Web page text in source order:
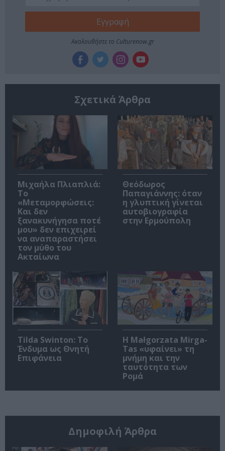
Ακολουθήστε το Culturenow.gr
Σχετικά Άρθρα
Μιχαήλα Πλιαπλιά:
Το
«Μεταμορφώσεις:
Και δεν
ξανακυνήγησα ποτέ
μου» δεν επιχειρεί
να αναπαραστήσει
τον μύθο του
Ακταίωνα
Θεόδωρος
Παπαγιάννης: όταν
η γλυπτική γίνεται
αυτοβιογραφία
στην Ερμούπολη
Tilda Swinton: Το
Ένδυμα ως Θνητή
Επιφάνεια
Η Małgorzata Mirga-
Tas «υφαίνει» τη
μνήμη και την
ταυτότητα των
Ρομά
Δημοφιλή Άρθρα